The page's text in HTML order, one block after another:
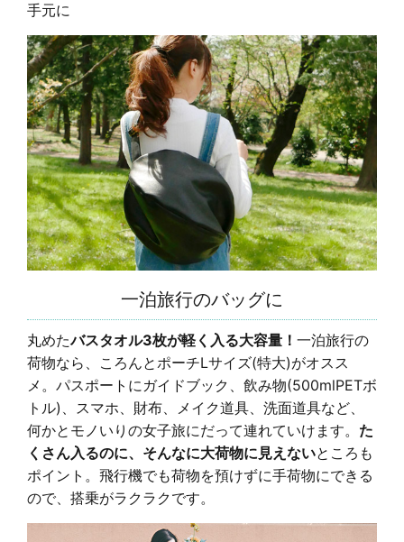
手元に
一泊旅行のバッグに
丸めたバスタオル3枚が軽く入る大容量！ 一泊旅行の
荷物なら、ころんとポーチLサイズ(特大)がオスス
メ。パスポートにガイドブック、飲み物(500mlPETボ
トル)、スマホ、財布、メイク道具、洗面道具など、
何かとモノいりの女子旅にだって連れていけます。 た
くさん入るのに、そんなに大荷物に見えないところも
ポイント。飛行機でも荷物を預けずに手荷物にできる
ので、搭乗がラクラクです。